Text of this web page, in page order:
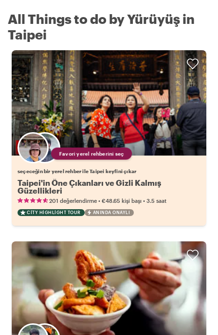
All Things to do by Yürüyüş in
Taipei
Favori yerel rehberini seç
seçeceğin bir yerel rehber ile Taipei keyfini çıkar
Taipei'in Öne Çıkanları ve Gizli Kalmış
Güzellikleri
201 değerlendirme • €48.65 kişi başı • 3.5 saat
CITY HIGHLIGHT TOUR ANINDA ONAYLI